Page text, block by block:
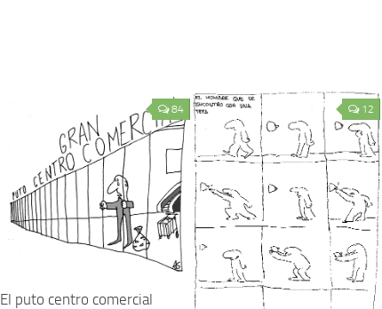
84
El puto centro comercial
12